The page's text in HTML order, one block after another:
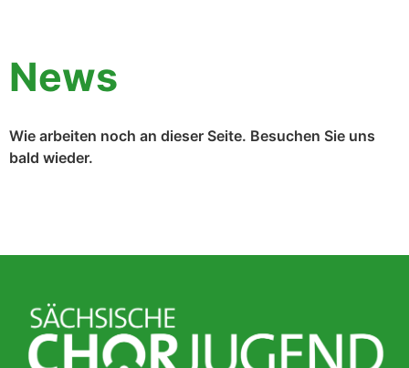
News
Wie arbeiten noch an dieser Seite. Besuchen Sie uns
bald wieder.